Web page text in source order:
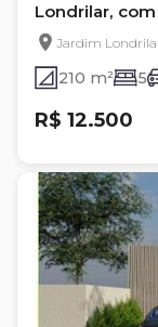
Londrilar,
Jardim
210 m² 5
R$ 12.500